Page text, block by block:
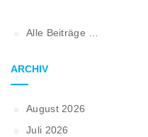
Alle Beiträge …
ARCHIV
August 2026
Juli 2026